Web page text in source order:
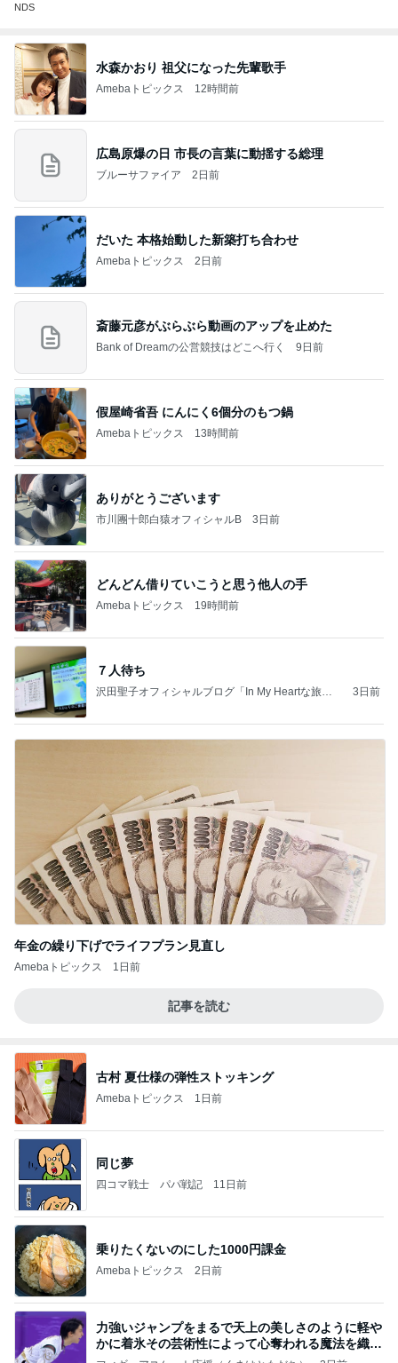
NDS
水森かおり 祖父になった先輩歌手
Amebaトピックス 12時間前
広島原爆の日 市長の言葉に動揺する総理
ブルーサファイア 2日前
だいた 本格始動した新築打ち合わせ
Amebaトピックス 2日前
斎藤元彦がぶらぶら動画のアップを止めた
Bank of Dreamの公営競技はどこへ行く 9日前
假屋崎省吾 にんにく6個分のもつ鍋
Amebaトピックス 13時間前
ありがとうございます
市川團十郎白猿オフィシャルB 3日前
どんどん借りていこうと思う他人の手
Amebaトピックス 19時間前
７人待ち
沢田聖子オフィシャルブログ「In My Heartな旅日
3日前
年金の繰り下げでライフプラン見直し
Amebaトピックス 1日前
記事を読む
古村 夏仕様の弾性ストッキング
Amebaトピックス 1日前
同じ夢
四コマ戦士 パパ戦記 11日前
乗りたくないのにした1000円課金
Amebaトピックス 2日前
力強いジャンプをまるで天上の美しさのように軽や
かに着氷その芸術性によって心奪われる魔法を織り
なす